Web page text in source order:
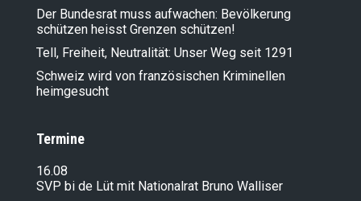
Der Bundesrat muss aufwachen: Bevölkerung
schützen heisst Grenzen schützen!
Tell, Freiheit, Neutralität: Unser Weg seit 1291
Schweiz wird von französischen Kriminellen
heimgesucht
Termine
16.08
SVP bi de Lüt mit Nationalrat Bruno Walliser